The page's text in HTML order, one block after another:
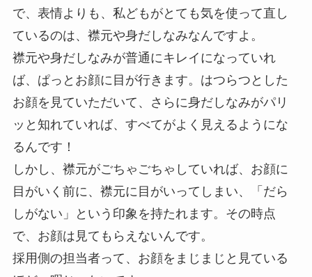
で、表情よりも、私どもがとても気を使って直し
ているのは、襟元や身だしなみなんですよ。
襟元や身だしなみが普通にキレイになっていれ
ば、ぱっとお顔に目が行きます。はつらつとした
お顔を見ていただいて、さらに身だしなみがパリ
ッと知れていれば、すべてがよく見えるようにな
るんです！
しかし、襟元がごちゃごちゃしていれば、お顔に
目がいく前に、襟元に目がいってしまい、「だら
しがない」という印象を持たれます。その時点
で、お顔は見てもらえないんです。
採用側の担当者って、お顔をまじまじと見ている